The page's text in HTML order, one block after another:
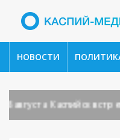
НОВОСТИ
Каспийск встретил